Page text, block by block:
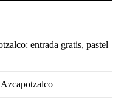
entrada gratis, pastel